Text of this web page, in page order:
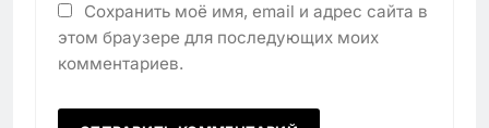
Сохранить моё имя, email и адрес сайта в
этом браузере для последующих моих
комментариев.